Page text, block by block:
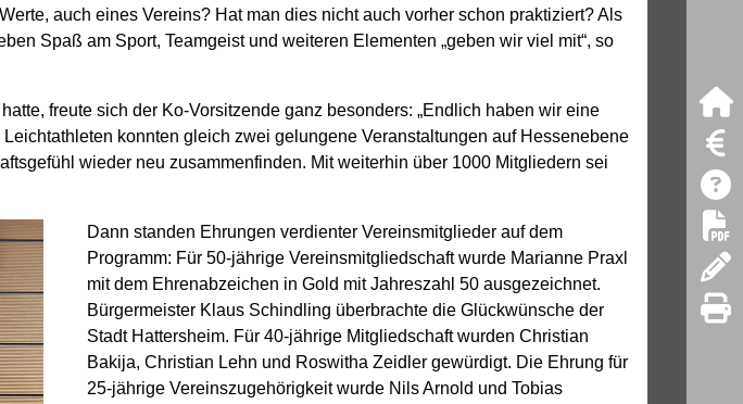
auch eines Vereins? Hat man dies nicht auch vorher schon praktiziert? Als
Spaß am Sport, Teamgeist und weiteren Elementen „geben wir viel mit“, so
freute sich der Ko-Vorsitzende ganz besonders: „Endlich haben wir eine
konnten gleich zwei gelungene Veranstaltungen auf Hessenebene
wieder neu zusammenfinden. Mit weiterhin über 1000 Mitgliedern sei
Dann standen Ehrungen verdienter Vereinsmitglieder auf dem
Programm: Für 50-jährige Vereinsmitgliedschaft wurde Marianne Praxl
mit dem Ehrenabzeichen in Gold mit Jahreszahl 50 ausgezeichnet.
Bürgermeister Klaus Schindling überbrachte die Glückwünsche der
Stadt Hattersheim. Für 40-jährige Mitgliedschaft wurden Christian
Bakija, Christian Lehn und Roswitha Zeidler gewürdigt. Die Ehrung für
25-jährige Vereinszugehörigkeit wurde Nils Arnold und Tobias